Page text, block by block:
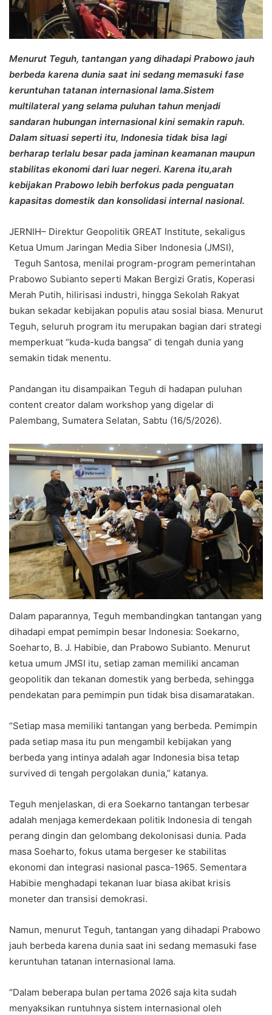
Menurut Teguh, tantangan yang dihadapi Prabowo jauh
berbeda karena dunia saat ini sedang memasuki fase
keruntuhan tatanan internasional lama.Sistem
multilateral yang selama puluhan tahun menjadi
sandaran hubungan internasional kini semakin rapuh.
Dalam situasi seperti itu, Indonesia tidak bisa lagi
berharap terlalu besar pada jaminan keamanan maupun
stabilitas ekonomi dari luar negeri. Karena itu,arah
kebijakan Prabowo lebih berfokus pada penguatan
kapasitas domestik dan konsolidasi internal nasional.
JERNIH– Direktur Geopolitik GREAT Institute, sekaligus
Ketua Umum Jaringan Media Siber Indonesia (JMSI),
Teguh Santosa, menilai program-program pemerintahan
Prabowo Subianto seperti Makan Bergizi Gratis, Koperasi
Merah Putih, hilirisasi industri, hingga Sekolah Rakyat
bukan sekadar kebijakan populis atau sosial biasa. Menurut
Teguh, seluruh program itu merupakan bagian dari strategi
memperkuat “kuda-kuda bangsa” di tengah dunia yang
semakin tidak menentu.
Pandangan itu disampaikan Teguh di hadapan puluhan
content creator dalam workshop yang digelar di
Palembang, Sumatera Selatan, Sabtu (16/5/2026).
Dalam paparannya, Teguh membandingkan tantangan yang
dihadapi empat pemimpin besar Indonesia: Soekarno,
Soeharto, B. J. Habibie, dan Prabowo Subianto. Menurut
ketua umum JMSI itu, setiap zaman memiliki ancaman
geopolitik dan tekanan domestik yang berbeda, sehingga
pendekatan para pemimpin pun tidak bisa disamaratakan.
“Setiap masa memiliki tantangan yang berbeda. Pemimpin
pada setiap masa itu pun mengambil kebijakan yang
berbeda yang intinya adalah agar Indonesia bisa tetap
survived di tengah pergolakan dunia,” katanya.
Teguh menjelaskan, di era Soekarno tantangan terbesar
adalah menjaga kemerdekaan politik Indonesia di tengah
perang dingin dan gelombang dekolonisasi dunia. Pada
masa Soeharto, fokus utama bergeser ke stabilitas
ekonomi dan integrasi nasional pasca-1965. Sementara
Habibie menghadapi tekanan luar biasa akibat krisis
moneter dan transisi demokrasi.
Namun, menurut Teguh, tantangan yang dihadapi Prabowo
jauh berbeda karena dunia saat ini sedang memasuki fase
keruntuhan tatanan internasional lama.
“Dalam beberapa bulan pertama 2026 saja kita sudah
menyaksikan runtuhnya sistem internasional oleh